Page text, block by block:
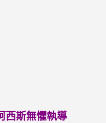
西斯無懼執導